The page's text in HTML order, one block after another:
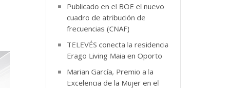
Publicado en el BOE el nuevo
cuadro de atribución de
frecuencias (CNAF)
TELEVÉS conecta la residencia
Erago Living Maia en Oporto
Marian García, Premio a la
Excelencia de la Mujer en el